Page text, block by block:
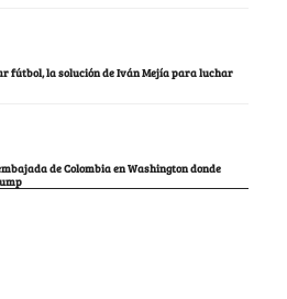
fútbol, la solución de Iván Mejía para luchar
de Colombia en Washington donde